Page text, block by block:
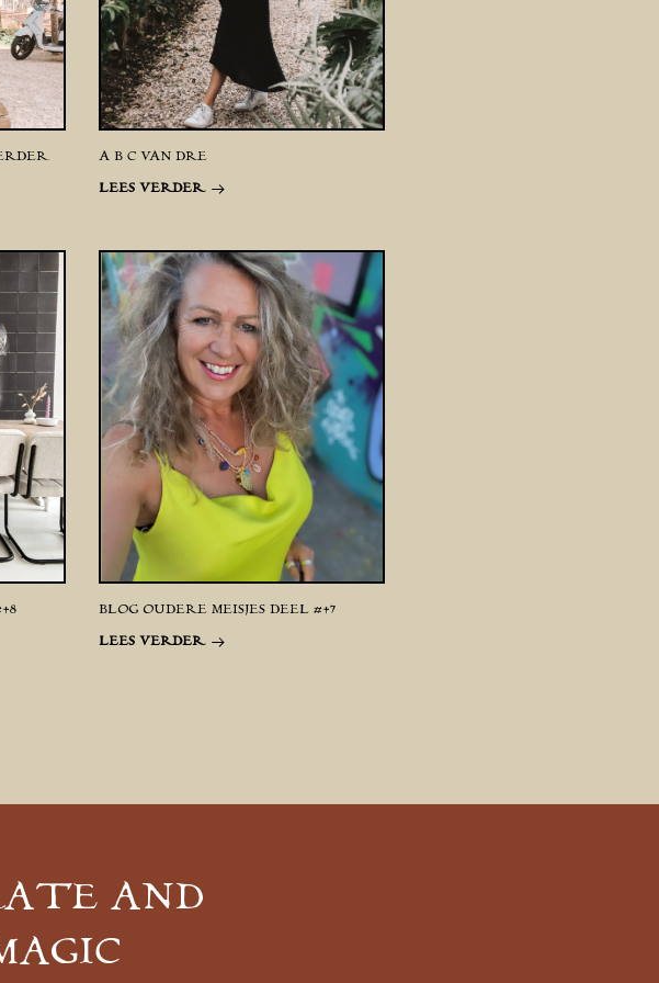
A B C VAN DRE
LEES VERDER
BLOG OUDERE MEISJES DEEL #47
LEES VERDER
AND